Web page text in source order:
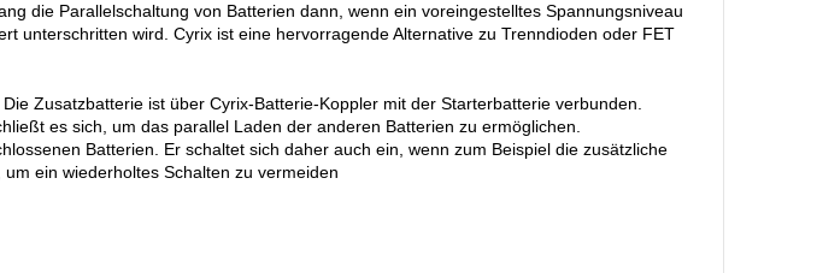
die Parallelschaltung von Batterien dann, wenn ein voreingestelltes Spannungsniveau
unterschritten wird. Cyrix ist eine hervorragende Alternative zu Trenndioden oder FET
Zusatzbatterie ist über Cyrix-Batterie-Koppler mit der Starterbatterie verbunden.
es sich, um das parallel Laden der anderen Batterien zu ermöglichen.
Batterien. Er schaltet sich daher auch ein, wenn zum Beispiel die zusätzliche
ein wiederholtes Schalten zu vermeiden